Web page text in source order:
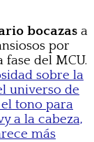
bocazas a
por
del MCU.
sobre la
universo de
tono para
a la cabeza,
más